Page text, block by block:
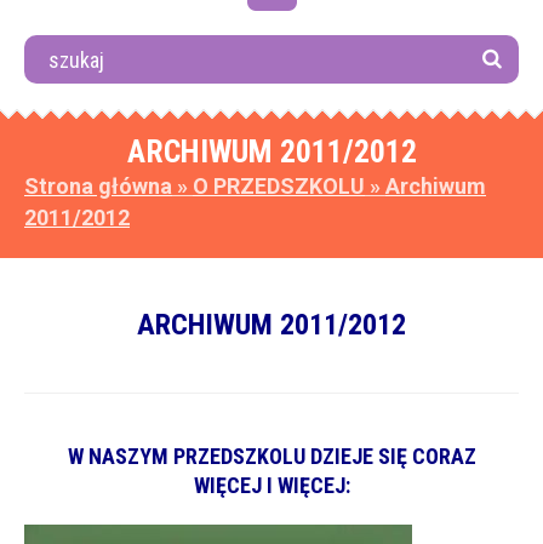
ARCHIWUM 2011/2012
Strona główna » O PRZEDSZKOLU » Archiwum
2011/2012
ARCHIWUM 2011/2012
W NASZYM PRZEDSZKOLU DZIEJE SIĘ CORAZ
WIĘCEJ I WIĘCEJ: